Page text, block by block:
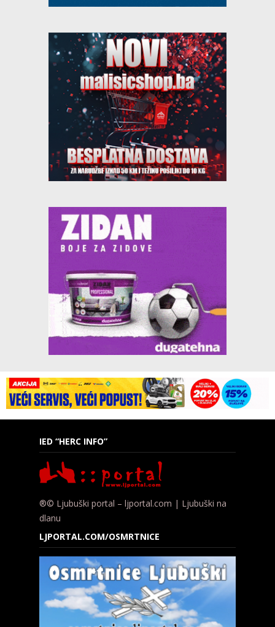
IED “HERC INFO”
®© Ljubuški portal – ljportal.com | Ljubuški na
dlanu
LJPORTAL.COM/OSMRTNICE